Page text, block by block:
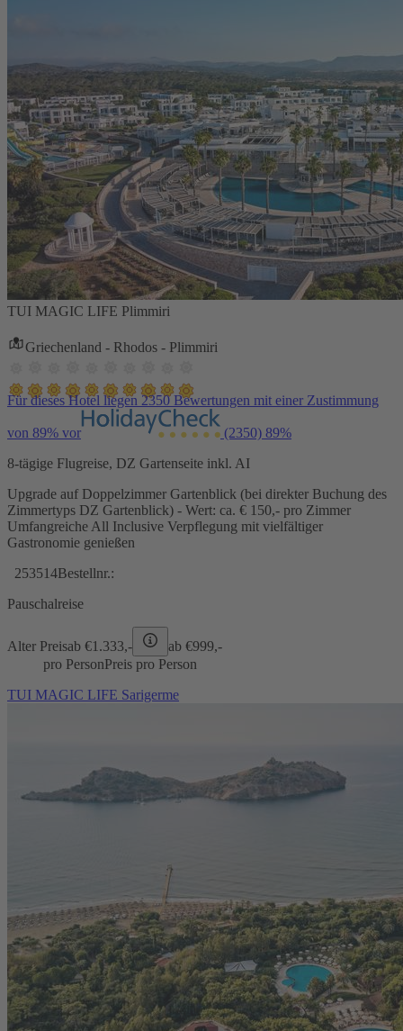
TUI MAGIC LIFE Plimmiri
Griechenland - Rhodos - Plimmiri
Für dieses Hotel liegen 2350 Bewertungen mit einer Zustimmung
von 89% vor (2350) 89%
8-tägige Flugreise, DZ Gartenseite inkl. AI
Upgrade auf Doppelzimmer Gartenblick (bei direkter Buchung des
Zimmertyps DZ Gartenblick) - Wert: ca. € 150,- pro Zimmer
Umfangreiche All Inclusive Verpflegung mit vielfältiger
Gastronomie genießen
253514Bestellnr.:
Pauschalreise
Alter Preisab €1.333,- ab €999,-
pro PersonPreis pro Person
TUI MAGIC LIFE Sarigerme